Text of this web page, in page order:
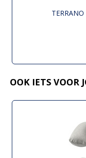
TERRANO
OOK IETS VOOR